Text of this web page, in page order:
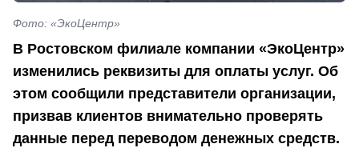
Фото: «ЭкоЦентр»
В Ростовском филиале компании «ЭкоЦентр»
изменились реквизиты для оплаты услуг. Об
этом сообщили представители организации,
призвав клиентов внимательно проверять
данные перед переводом денежных средств.